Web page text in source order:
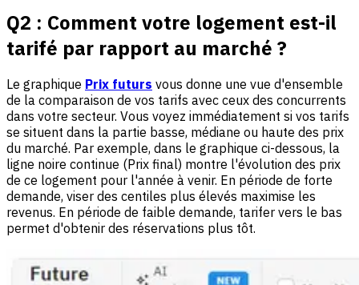
Q2 : Comment votre logement est-il
tarifé par rapport au marché ?
Le graphique Prix futurs vous donne une vue d'ensemble
de la comparaison de vos tarifs avec ceux des concurrents
dans votre secteur. Vous voyez immédiatement si vos tarifs
se situent dans la partie basse, médiane ou haute des prix
du marché. Par exemple, dans le graphique ci-dessous, la
ligne noire continue (Prix final) montre l'évolution des prix
de ce logement pour l'année à venir. En période de forte
demande, viser des centiles plus élevés maximise les
revenus. En période de faible demande, tarifer vers le bas
permet d'obtenir des réservations plus tôt.